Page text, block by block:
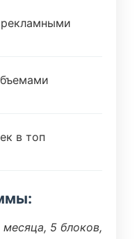
рекламными
в топ
5 блоков,